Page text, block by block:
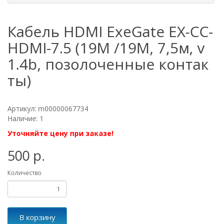
Кабель HDMI ExeGate EX-CC-
HDMI-7.5 (19M /19M, 7,5м, v
1.4b, позолоченные контак
ты)
Артикул: m00000067734
Наличие: 1
Уточняйте цену при заказе!
500 р.
Количество
В корзину